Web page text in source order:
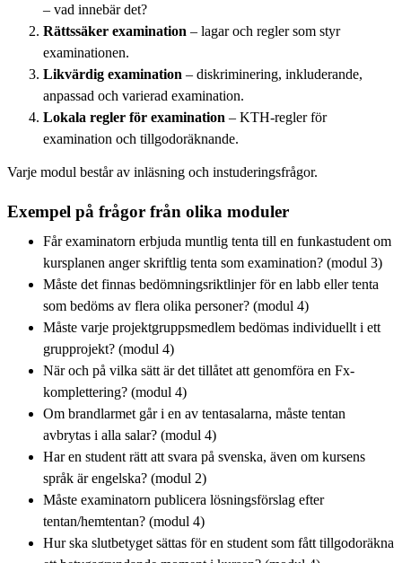
– vad innebär det?
Rättssäker examination – lagar och regler som styr
examinationen.
Likvärdig examination – diskriminering, inkluderande,
anpassad och varierad examination.
Lokala regler för examination – KTH-regler för
examination och tillgodoräknande.
Varje modul består av inläsning och instuderingsfrågor.
Exempel på frågor från olika moduler
Får examinatorn erbjuda muntlig tenta till en funkastudent om
kursplanen anger skriftlig tenta som examination? (modul 3)
Måste det finnas bedömningsriktlinjer för en labb eller tenta
som bedöms av flera olika personer? (modul 4)
Måste varje projektgruppsmedlem bedömas individuellt i ett
grupprojekt? (modul 4)
När och på vilka sätt är det tillåtet att genomföra en Fx-
komplettering? (modul 4)
Om brandlarmet går i en av tentasalarna, måste tentan
avbrytas i alla salar? (modul 4)
Har en student rätt att svara på svenska, även om kursens
språk är engelska? (modul 2)
Måste examinatorn publicera lösningsförslag efter
tentan/hemtentan? (modul 4)
Hur ska slutbetyget sättas för en student som fått tillgodoräkna